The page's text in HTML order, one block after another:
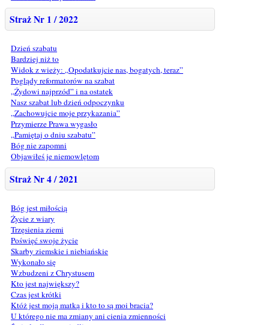
Straż Nr 1 / 2022
Dzień szabatu
Bardziej niż to
Widok z wieży: „Opodatkujcie nas, bogatych, teraz”
Poglądy reformatorów na szabat
„Żydowi najprzód” i na ostatek
Nasz szabat lub dzień odpoczynku
„Zachowujcie moje przykazania”
Przymierze Prawa wygasło
„Pamiętaj o dniu szabatu”
Bóg nie zapomni
Objawiłeś je niemowlętom
Straż Nr 4 / 2021
Bóg jest miłością
Życie z wiary
Trzęsienia ziemi
Poświęć swoje życie
Skarby ziemskie i niebiańskie
Wykonało się
Wzbudzeni z Chrystusem
Kto jest największy?
Czas jest krótki
Któż jest moją matką i kto to są moi bracia?
U którego nie ma zmiany ani cienia zmienności